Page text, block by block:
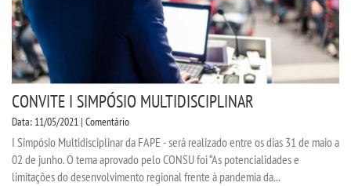
CONVITE I SIMPÓSIO MULTIDISCIPLINAR
Data: 11/05/2021 | Comentário
I Simpósio Multidisciplinar da FAPE - será realizado entre os dias 31 de maio a
02 de junho. O tema aprovado pelo CONSU foi “As potencialidades e
limitações do desenvolvimento regional frente à pandemia da...